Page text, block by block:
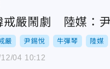
戒嚴鬧劇 陸媒：尹
嚴 尹錫悅 牛彈琴 陸媒
04 10:12